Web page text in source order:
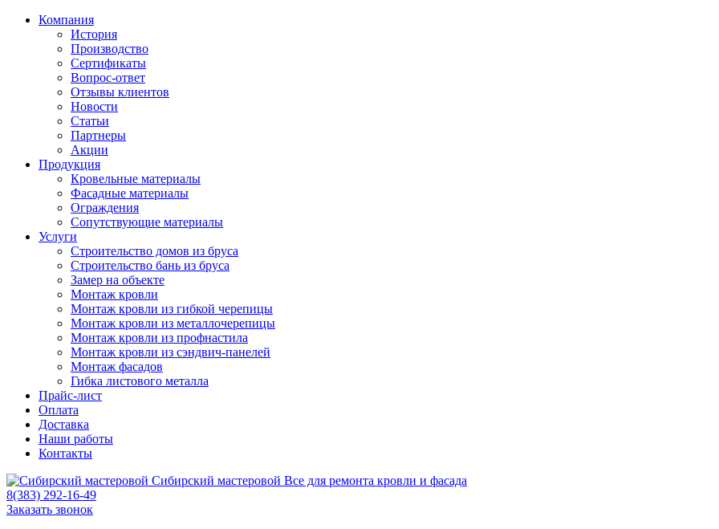
Компания
История
Производство
Сертификаты
Вопрос-ответ
Отзывы клиентов
Новости
Статьи
Партнеры
Акции
Продукция
Кровельные материалы
Фасадные материалы
Ограждения
Сопутствующие материалы
Услуги
Строительство домов из бруса
Строительство бань из бруса
Замер на объекте
Монтаж кровли
Монтаж кровли из гибкой черепицы
Монтаж кровли из металлочерепицы
Монтаж кровли из профнастила
Монтаж кровли из сэндвич-панелей
Монтаж фасадов
Гибка листового металла
Прайс-лист
Оплата
Доставка
Наши работы
Контакты
Сибирский мастеровой Все для ремонта кровли и фасада
8(383) 292-16-49
Заказать звонок